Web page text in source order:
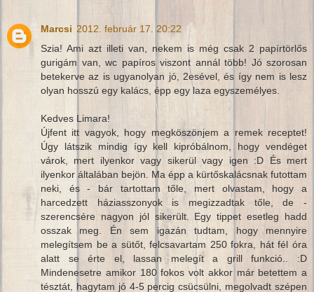
Marcsi 2012. február 17. 20:22
Szia! Ami azt illeti van, nekem is még csak 2 papírtörlős
gurigám van, wc papíros viszont annál több! Jó szorosan
betekerve az is ugyanolyan jó, 2esével, és így nem is lesz
olyan hosszú egy kalács, épp egy laza egyszemélyes.
Kedves Limara!
Újfent itt vagyok, hogy megköszönjem a remek receptet!
Úgy látszik mindig így kell kipróbálnom, hogy vendéget
várok, mert ilyenkor vagy sikerül vagy igen :D És mert
ilyenkor általában bejön. Ma épp a kürtőskalácsnak futottam
neki, és - bár tartottam tőle, mert olvastam, hogy a
harcedzett háziasszonyok is megizzadtak tőle, de -
szerencsére nagyon jól sikerült. Egy tippet esetleg hadd
osszak meg. Én sem igazán tudtam, hogy mennyire
melegítsem be a sütőt, felcsavartam 250 fokra, hát fél óra
alatt se érte el, lassan melegít a grill funkció.. :D
Mindenesetre amikor 180 fokos volt akkor már betettem a
tésztát, hagytam jó 4-5 percig csücsülni, megolvadt szépen